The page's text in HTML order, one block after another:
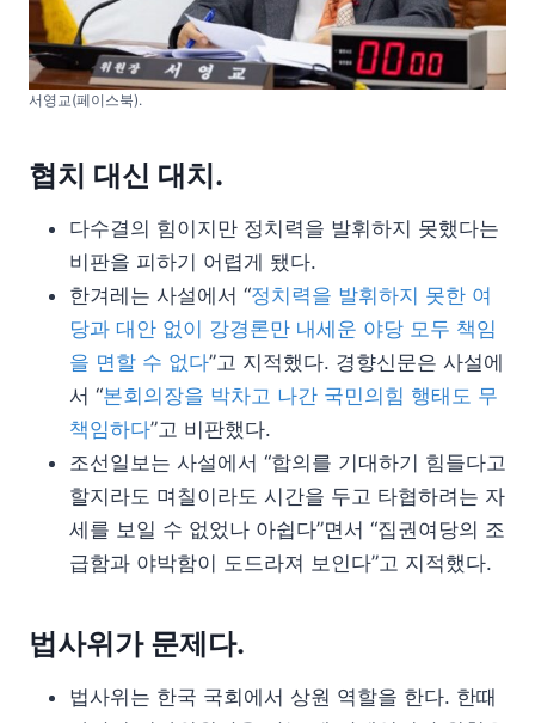
서영교(페이스북).
협치 대신 대치.
다수결의 힘이지만 정치력을 발휘하지 못했다는
비판을 피하기 어렵게 됐다.
한겨레는 사설에서 “정치력을 발휘하지 못한 여
당과 대안 없이 강경론만 내세운 야당 모두 책임
을 면할 수 없다”고 지적했다. 경향신문은 사설에
서 “본회의장을 박차고 나간 국민의힘 행태도 무
책임하다”고 비판했다.
조선일보는 사설에서 “합의를 기대하기 힘들다고
할지라도 며칠이라도 시간을 두고 타협하려는 자
세를 보일 수 없었나 아쉽다”면서 “집권여당의 조
급함과 야박함이 도드라져 보인다”고 지적했다.
법사위가 문제다.
법사위는 한국 국회에서 상원 역할을 한다. 한때